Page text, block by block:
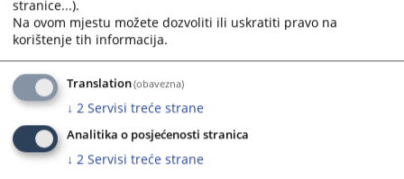
to
get
the
keyboard
shortcuts
for
changing
dates.
get
the
keyboard
shortcuts
for
dates.
Osnovni sud u Kotor Varoši vodi postupak ako je umrli imao
prebivalište na području opština Kotor Varoš, Čelinac i
Kneževo.
stranice...).
Na ovom mjestu možete dozvoliti ili uskratiti pravo na
korištenje tih informacija.
Translation(obavezna)
↓ 2 Servisi treće strane
Analitika o posjećenosti stranica
↓ 2 Servisi treće strane